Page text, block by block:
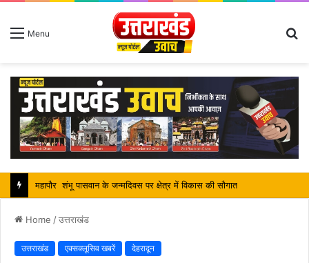
Menu
महापौर शंभू पासवान के जन्मदिवस पर क्षेत्र में विकास की सौगात
Home /उत्तराखंड
उत्तराखंड एक्सक्लूसिव खबरें देहरादून